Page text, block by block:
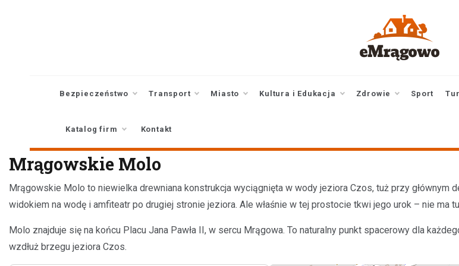
newsy
Bezpieczeństwo Transport Miasto Kultura i Edukacja Zdrowie Sport
Katalog firm Kontakt
Mrągowskie Molo
Mrągowskie Molo to niewielka drewniana konstrukcja wyciągnięta w wody jeziora Czos, tuż przy
widokiem na wodę i amfiteatr po drugiej stronie jeziora. Ale właśnie w tej prostocie tkwi jego urok – nie
Molo znajduje się na końcu Placu Jana Pawła II, w sercu Mrągowa. To naturalny punkt spacerowy dla
wzdłuż brzegu jeziora Czos.